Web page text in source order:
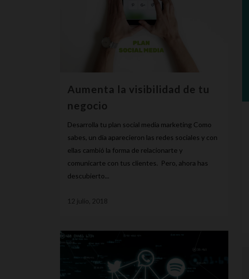
Aumenta la visibilidad de tu
negocio
Desarrolla tu plan social media marketing Como
sabes, un día aparecieron las redes sociales y con
ellas cambió la forma de relacionarte y
comunicarte con tus clientes. Pero, ahora has
descubierto...
12 julio, 2018